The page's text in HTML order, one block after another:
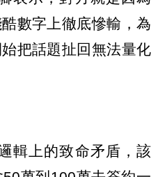
數字上徹底慘輸，為
把話題扯回無法量化
輯上的致命矛盾，該